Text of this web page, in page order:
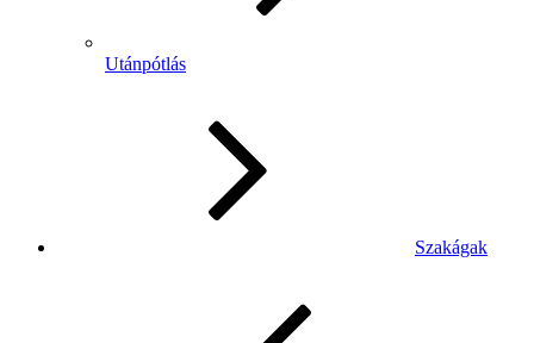
Utánpótlás
Szakágak